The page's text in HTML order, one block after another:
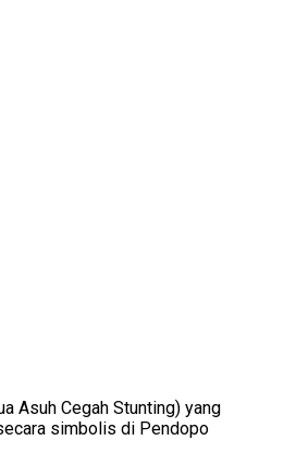
Asuh Cegah Stunting) yang
simbolis di Pendopo